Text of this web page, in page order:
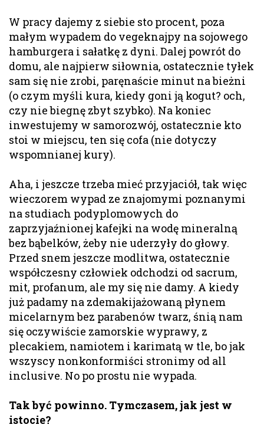
W pracy dajemy z siebie sto procent, poza
małym wypadem do vegeknajpy na sojowego
hamburgera i sałatkę z dyni. Dalej powrót do
domu, ale najpierw siłownia, ostatecznie tyłek
sam się nie zrobi, paręnaście minut na bieżni
(o czym myśli kura, kiedy goni ją kogut? och,
czy nie biegnę zbyt szybko). Na koniec
inwestujemy w samorozwój, ostatecznie kto
stoi w miejscu, ten się cofa (nie dotyczy
wspomnianej kury).
Aha, i jeszcze trzeba mieć przyjaciół, tak więc
wieczorem wypad ze znajomymi poznanymi
na studiach podyplomowych do
zaprzyjaźnionej kafejki na wodę mineralną
bez bąbelków, żeby nie uderzyły do głowy.
Przed snem jeszcze modlitwa, ostatecznie
współczesny człowiek odchodzi od sacrum,
mit, profanum, ale my się nie damy. A kiedy
już padamy na zdemakijażowaną płynem
micelarnym bez parabenów twarz, śnią nam
się oczywiście zamorskie wyprawy, z
plecakiem, namiotem i karimatą w tle, bo jak
wszyscy nonkonformiści stronimy od all
inclusive. No po prostu nie wypada.
Tak być powinno. Tymczasem, jak jest w
istocie?